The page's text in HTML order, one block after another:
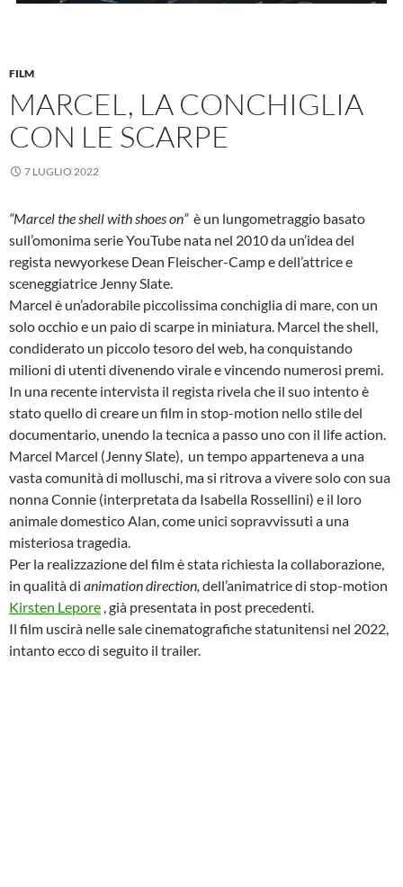
FILM
MARCEL, LA CONCHIGLIA
CON LE SCARPE
7 LUGLIO 2022
“Marcel the shell with shoes on” è un lungometraggio basato
sull’omonima serie YouTube nata nel 2010 da un’idea del
regista newyorkese Dean Fleischer-Camp e dell’attrice e
sceneggiatrice Jenny Slate.
Marcel è un’adorabile piccolissima conchiglia di mare, con un
solo occhio e un paio di scarpe in miniatura. Marcel the shell,
condiderato un piccolo tesoro del web, ha conquistando
milioni di utenti divenendo virale e vincendo numerosi premi.
In una recente intervista il regista rivela che il suo intento è
stato quello di creare un film in stop-motion nello stile del
documentario, unendo la tecnica a passo uno con il life action.
Marcel Marcel (Jenny Slate), un tempo apparteneva a una
vasta comunità di molluschi, ma si ritrova a vivere solo con sua
nonna Connie (interpretata da Isabella Rossellini) e il loro
animale domestico Alan, come unici sopravvissuti a una
misteriosa tragedia.
Per la realizzazione del film è stata richiesta la collaborazione,
in qualità di animation direction, dell’animatrice di stop-motion
Kirsten Lepore , già presentata in post precedenti.
Il film uscirà nelle sale cinematografiche statunitensi nel 2022,
intanto ecco di seguito il trailer.